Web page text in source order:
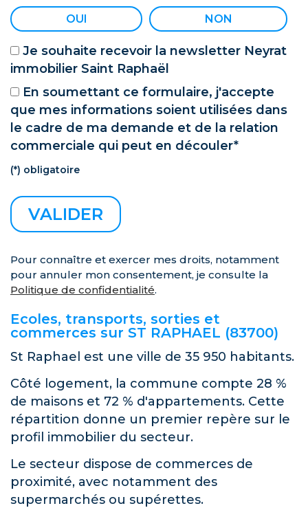
OUI NON
Je souhaite recevoir la newsletter Neyrat
immobilier Saint Raphaël
En soumettant ce formulaire, j'accepte
que mes informations soient utilisées dans
le cadre de ma demande et de la relation
commerciale qui peut en découler*
(*) obligatoire
Pour connaître et exercer mes droits, notamment
pour annuler mon consentement, je consulte la
Politique de confidentialité.
Ecoles, transports, sorties et
commerces sur ST RAPHAEL (83700)
St Raphael est une ville de 35 950 habitants.
Côté logement, la commune compte 28 %
de maisons et 72 % d'appartements. Cette
répartition donne un premier repère sur le
profil immobilier du secteur.
Le secteur dispose de commerces de
proximité, avec notamment des
supermarchés ou supérettes.